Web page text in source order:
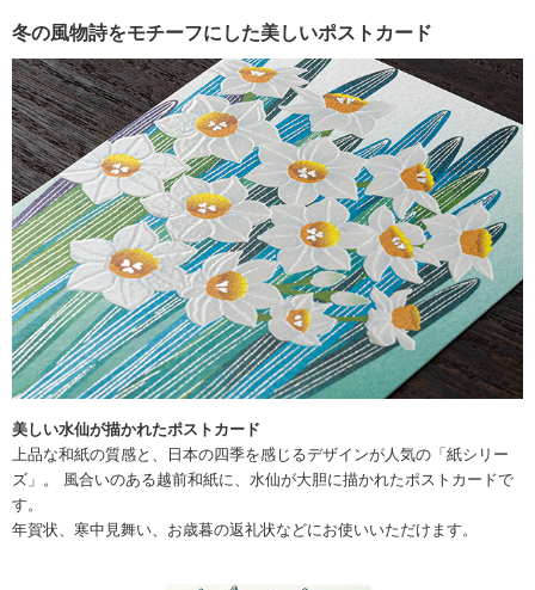
冬の風物詩をモチーフにした美しいポストカード
美しい水仙が描かれたポストカード
上品な和紙の質感と、日本の四季を感じるデザインが人気の「紙シリー
ズ」。 風合いのある越前和紙に、水仙が大胆に描かれたポストカードで
す。
年賀状、寒中見舞い、お歳暮の返礼状などにお使いいただけます。